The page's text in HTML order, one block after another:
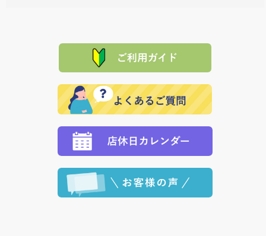
れの生産メーカーからお客様の元へ直送いたしますの
で、 それぞれ個別に送料が必要になります。
品代金を返金いたします。）
その際は誠に申し訳ありませんが、当協会までご注文
願いいたします。
た場合、お客様からの ご入金を確認した後で、商品を
※「クレジットカード」「PayPay」「楽天ペイ」を指
定された場合は、準備出来次第の便にてお送りいたし
ます。 （到着日指定をされている場合は、ご指定の日
程に合わせてお届けいたします。）